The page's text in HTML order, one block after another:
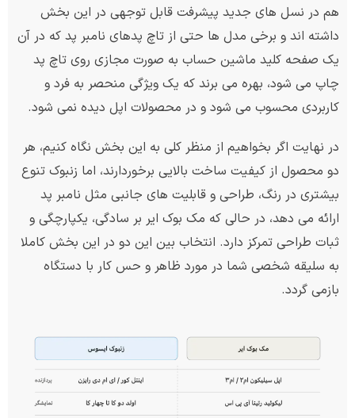
هم در نسل های جدید پیشرفت قابل توجهی در این بخش
داشته اند و برخی مدل ها حتی از تاچ پدهای نامبر پد که در آن
یک صفحه کلید ماشین حساب به صورت مجازی روی تاچ پد
چاپ می شود، بهره می برند که یک ویژگی منحصر به فرد و
کاربردی محسوب می شود و در محصولات اپل دیده نمی شود.
در نهایت اگر بخواهیم از منظر کلی به این بخش نگاه کنیم، هر
دو محصول از کیفیت ساخت بالایی برخوردارند، اما زنبوک تنوع
بیشتری در رنگ، طراحی و قابلیت های جانبی مثل نامبر پد
ارائه می دهد، در حالی که مک بوک ایر بر سادگی، یکپارچگی و
ثبات طراحی تمرکز دارد. انتخاب بین این دو در این بخش کاملا
به سلیقه شخصی شما در مورد ظاهر و حس کار با دستگاه
بازمی گردد.